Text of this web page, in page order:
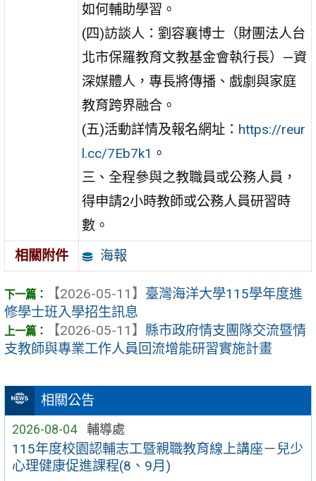
相關公告
2026-08-04 輔導處
115年度校園認輔志工暨親職教育線上講座－兒少
心理健康促進課程(8、9月)
如何輔助學習。
(四)訪談人：劉容襄博士（財團法人台
北市保羅教育文教基金會執行長）—資
深媒體人，專長將傳播、戲劇與家庭
教育跨界融合。
(五)活動詳情及報名網址： https://reur
l.cc/7Eb7k1 。
三、全程參與之教職員或公務人員，
得申請2小時教師或公務人員研習時
數。
相關附件
海報
【2026-05-11】 臺灣海洋大學115學年度進
修學士班入學招生訊息
【2026-05-11】 縣市政府情支團隊交流暨情
支教師與專業工作人員回流增能研習實施計畫